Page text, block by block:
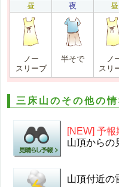
昼
夜 昼
ノー
スリーブ
半そで
ノ
スリ
三床山のその他の
[NEW] 予報
山頂からの
山頂付近の